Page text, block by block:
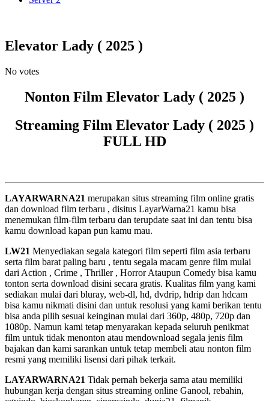
Elevator Lady ( 2025 )
No votes
Nonton Film Elevator Lady ( 2025 )
Streaming Film Elevator Lady ( 2025 )
FULL HD
LAYARWARNA21 merupakan situs streaming film online gratis
dan download film terbaru , disitus LayarWarna21 kamu bisa
menemukan film-film terbaru dan terupdate saat ini dan tentu bisa
kamu download kapan pun kamu mau.
LW21 Menyediakan segala kategori film seperti film asia terbaru
serta film barat paling baru , tentu segala macam genre film mulai
dari Action , Crime , Thriller , Horror Ataupun Comedy bisa kamu
tonton serta download disini secara gratis. Kualitas film yang kami
sediakan mulai dari bluray, web-dl, hd, dvdrip, hdrip dan hdcam
bisa kamu nikmati disini dan untuk resolusi yang kami berikan tentu
bisa anda pilih sesuai keinginan mulai dari 360p, 480p, 720p dan
1080p. Namun kami tetap menyarakan kepada seluruh penikmat
film untuk tidak menonton atau mendownload segala jenis film
bajakan dan kami sarankan untuk tetap membeli atau nonton film
resmi yang memiliki lisensi dari pihak terkait.
LAYARWARNA21 Tidak pernah bekerja sama atau memiliki
hubungan kerja dengan situs streaming online Ganool, rebahin,